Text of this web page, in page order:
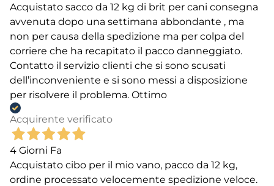
Acquistato sacco da 12 kg di brit per cani consegna
avvenuta dopo una settimana abbondante , ma
non per causa della spedizione ma per colpa del
corriere che ha recapitato il pacco danneggiato.
Contatto il servizio clienti che si sono scusati
dell’inconveniente e si sono messi a disposizione
per risolvere il problema. Ottimo
Acquirente verificato
4 Giorni Fa
Acquistato cibo per il mio vano, pacco da 12 kg,
ordine processato velocemente spedizione veloce.